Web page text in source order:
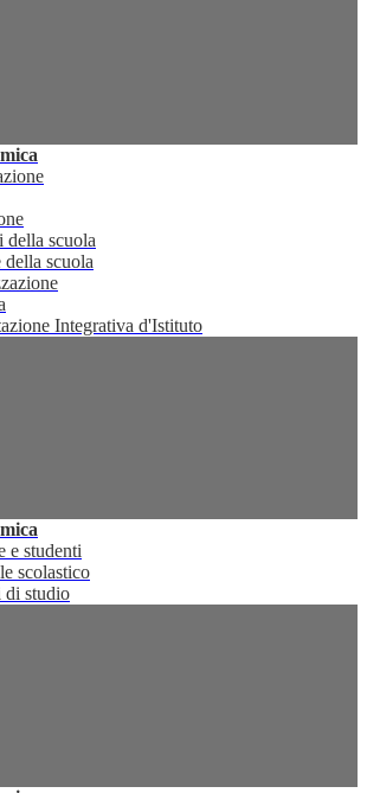
della scuola
della scuola
Integrativa d'Istituto
e studenti
scolastico
di studio